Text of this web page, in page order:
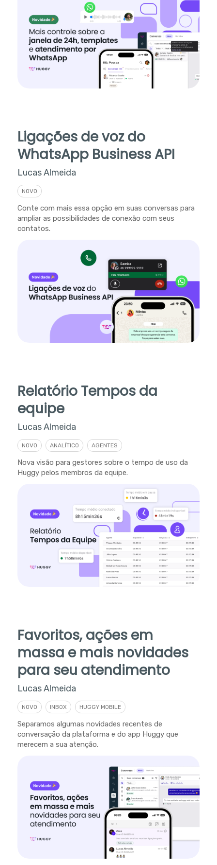
Ligações de voz do
WhatsApp Business API
Lucas Almeida
NOVO
Conte com mais essa opção em suas conversas para
ampliar as possibilidades de conexão com seus
contatos.
Relatório Tempos da
equipe
Lucas Almeida
NOVO ANALÍTICO AGENTES
Nova visão para gestores sobre o tempo de uso da
Huggy pelos membros da equipe.
Favoritos, ações em
massa e mais novidades
para seu atendimento
Lucas Almeida
NOVO INBOX HUGGY MOBILE
Separamos algumas novidades recentes de
conversação da plataforma e do app Huggy que
merecem a sua atenção.